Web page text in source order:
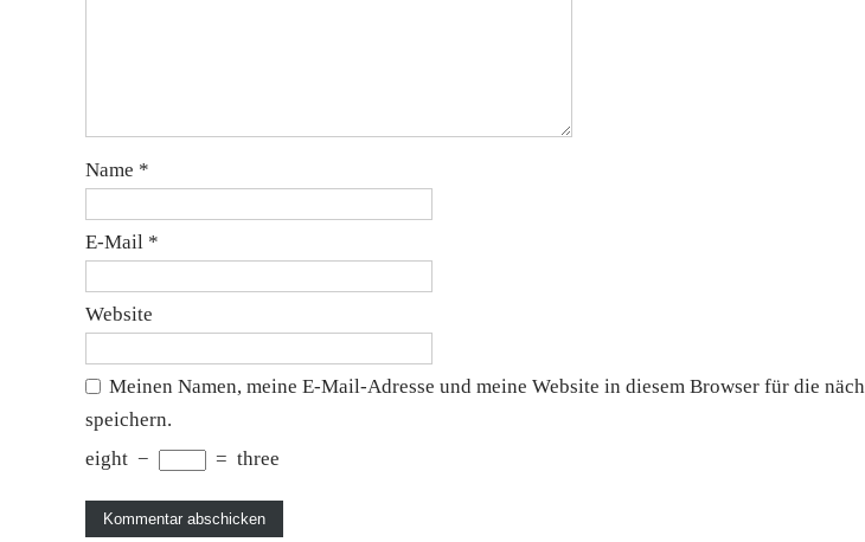
Name *
E-Mail *
Website
Meinen Namen, meine E-Mail-Adresse und meine Website in diesem Browser für die
speichern.
eight − = three